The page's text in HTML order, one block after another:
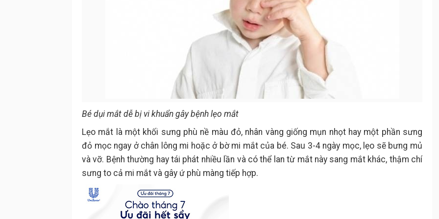
Bé dụi mắt dễ bị vi khuẩn gây bệnh lẹo mắt
Lẹo mắt là một khối sưng phù nề màu đỏ, nhân vàng giống mụn nhọt hay một phần sưng
đỏ mọc ngay ở chân lông mi hoặc ở bờ mi mắt của bé. Sau 3-4 ngày mọc, lẹo sẽ bưng mủ
và vỡ. Bệnh thường hay tái phát nhiều lần và có thể lan từ mắt này sang mắt khác, thậm chí
sưng to cả mi mắt và gây ứ phù màng tiếp hợp.